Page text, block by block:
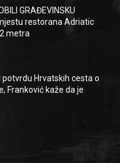
GRAĐEVINSKU
restorana Adriatic
metra
potvrdu Hrvatskih cesta o
Franković kaže da je